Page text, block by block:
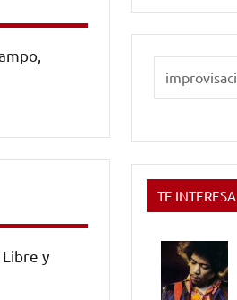
y
TE INTERESA